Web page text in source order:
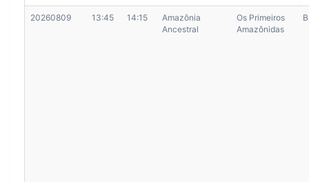
20260809 13:45 14:15
Amazônia
Ancestral
Os Primeiros
Amazônidas